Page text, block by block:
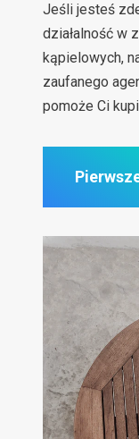
Jeśli jesteś
działalność w
kąpielowych,
zaufanego
pomoże Ci